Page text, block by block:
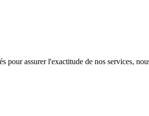
pour assurer l'exactitude de nos services,